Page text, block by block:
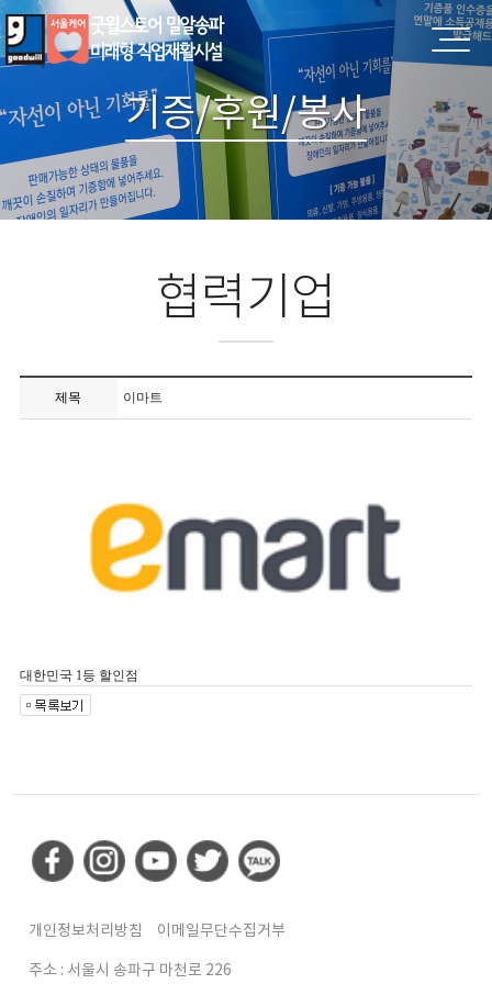
기증/후원/봉사
협력기업
제목 이마트
대한민국 1등 할인점
개인정보처리방침
이메일무단수집거부
주소 : 서울시 송파구 마천로 226